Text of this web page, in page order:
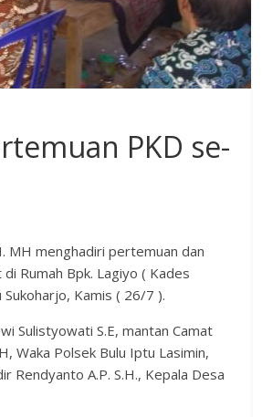
PKD se-
MH menghadiri pertemuan dan
Rumah Bpk. Lagiyo ( Kades
Kamis ( 26/7 ).
Sulistyowati S.E, mantan Camat
Waka Polsek Bulu Iptu Lasimin,
Rendyanto A.P. S.H., Kepala Desa